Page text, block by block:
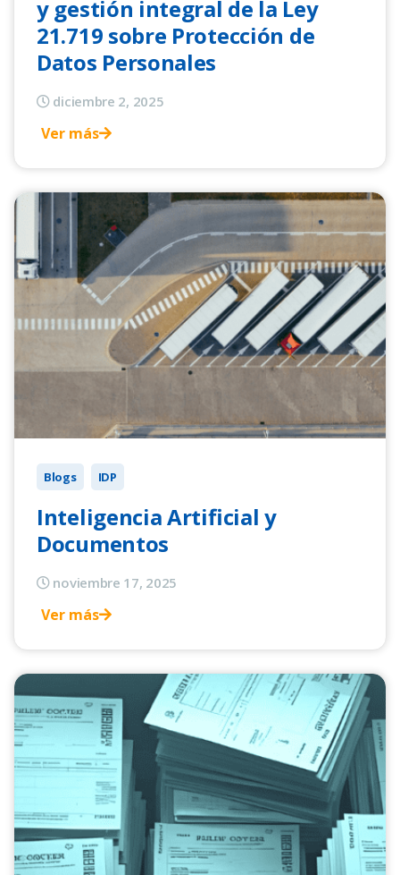
y gestión integral de la Ley
21.719 sobre Protección de
Datos Personales
diciembre 2, 2025
Ver más
Blogs IDP
Inteligencia Artificial y
Documentos
noviembre 17, 2025
Ver más